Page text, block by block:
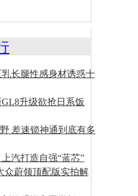
长腿性感身材诱惑十
升级欲抢日系饭
差速锁神通到底有多
汽打造自强“蓝芯”
众蔚领顶配版实拍解